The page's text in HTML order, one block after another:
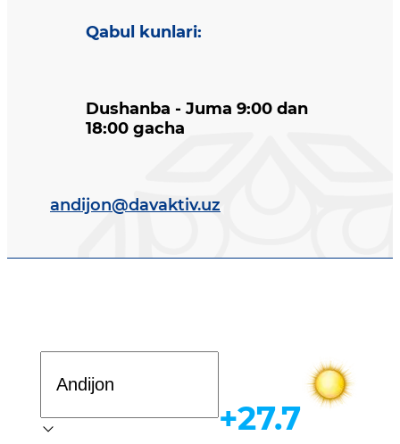
Qabul kunlari:
Dushanba - Juma 9:00 dan
18:00 gacha
andijon@davaktiv.uz
Ob-havo
+27.7